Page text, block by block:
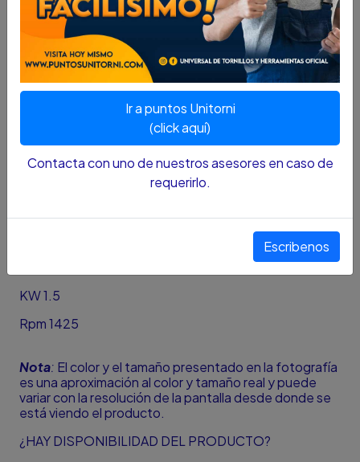
SKU....67800320
DESCRIPCIÓN...
Ideal para las más diversas aplicaciones en ambientes
donde la suciedad y la humedad están presentes.
Puede ser aplicado en bombas, ventiladores,
compresores, equipamientos de refrigeración,
equipamientos industriales y otros.
KW 1.5
Rpm 1425
Nota: El color y el tamaño presentado en la fotografía
es una aproximación al color y tamaño real y puede
variar con la resolución de la pantalla desde donde se
está viendo el producto.
¿HAY DISPONIBILIDAD DEL PRODUCTO?
Ir a puntos Unitorni
(click aquí)
Contacta con uno de nuestros asesores en caso de
requerirlo.
Escribenos